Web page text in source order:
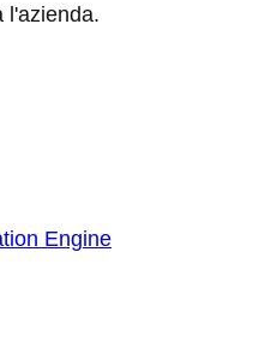
l'azienda.
Engine